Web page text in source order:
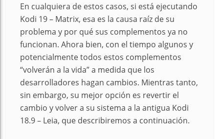
En cualquiera de estos casos, si está ejecutando
Kodi 19 – Matrix, esa es la causa raíz de su
problema y por qué sus complementos ya no
funcionan. Ahora bien, con el tiempo algunos y
potencialmente todos estos complementos
“volverán a la vida” a medida que los
desarrolladores hagan cambios. Mientras tanto,
sin embargo, su mejor opción es revertir el
cambio y volver a su sistema a la antigua Kodi
18.9 – Leia, que describiremos a continuación.